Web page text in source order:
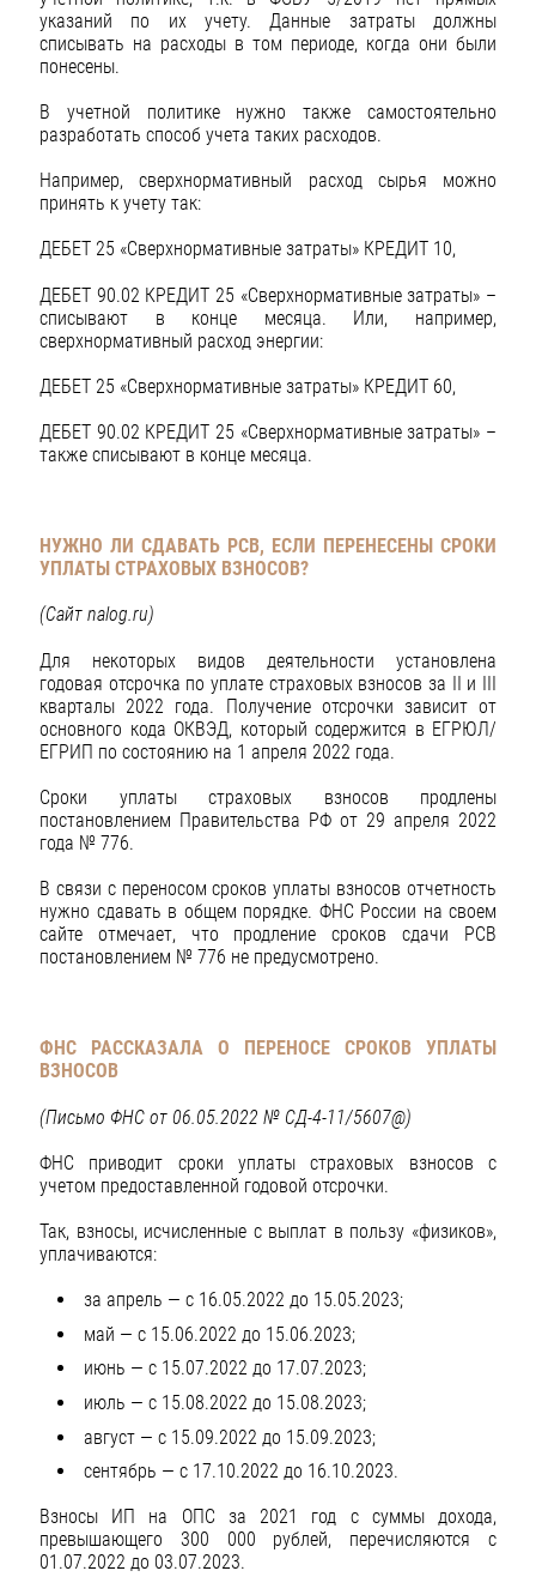
указаний по их учету. Данные затраты должны
списывать на расходы в том периоде, когда они были
понесены.
В учетной политике нужно также самостоятельно
разработать способ учета таких расходов.
Например, сверхнормативный расход сырья можно
принять к учету так:
ДЕБЕТ 25 «Сверхнормативные затраты» КРЕДИТ 10,
ДЕБЕТ 90.02 КРЕДИТ 25 «Сверхнормативные затраты» –
списывают в конце месяца. Или, например,
сверхнормативный расход энергии:
ДЕБЕТ 25 «Сверхнормативные затраты» КРЕДИТ 60,
ДЕБЕТ 90.02 КРЕДИТ 25 «Сверхнормативные затраты» –
также списывают в конце месяца.
НУЖНО ЛИ СДАВАТЬ РСВ, ЕСЛИ ПЕРЕНЕСЕНЫ СРОКИ
УПЛАТЫ СТРАХОВЫХ ВЗНОСОВ?
(Сайт nalog.ru)
Для некоторых видов деятельности установлена
годовая отсрочка по уплате страховых взносов за II и III
кварталы 2022 года. Получение отсрочки зависит от
основного кода ОКВЭД, который содержится в ЕГРЮЛ/
ЕГРИП по состоянию на 1 апреля 2022 года.
Сроки уплаты страховых взносов продлены
постановлением Правительства РФ от 29 апреля 2022
года № 776.
В связи с переносом сроков уплаты взносов отчетность
нужно сдавать в общем порядке. ФНС России на своем
сайте отмечает, что продление сроков сдачи РСВ
постановлением № 776 не предусмотрено.
ФНС РАССКАЗАЛА О ПЕРЕНОСЕ СРОКОВ УПЛАТЫ
ВЗНОСОВ
(Письмо ФНС от 06.05.2022 № СД-4-11/5607@)
ФНС приводит сроки уплаты страховых взносов с
учетом предоставленной годовой отсрочки.
Так, взносы, исчисленные с выплат в пользу «физиков»,
уплачиваются:
за апрель — с 16.05.2022 до 15.05.2023;
май — с 15.06.2022 до 15.06.2023;
июнь — с 15.07.2022 до 17.07.2023;
июль — с 15.08.2022 до 15.08.2023;
август — с 15.09.2022 до 15.09.2023;
сентябрь — с 17.10.2022 до 16.10.2023.
Взносы ИП на ОПС за 2021 год с суммы дохода,
превышающего 300 000 рублей, перечисляются с
01.07.2022 до 03.07.2023.